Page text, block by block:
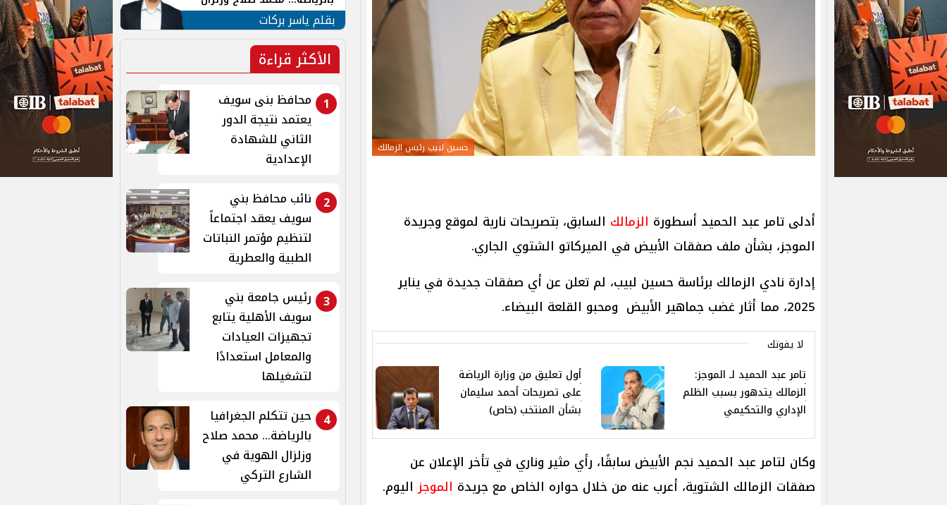
حسين لبيب رئيس الزمالك
أدلى تامر عبد الحميد أسطورة الزمالك السابق، بتصريحات نارية لموقع وجريدة
الموجز، بشأن ملف صفقات الأبيض في الميركاتو الشتوي الجاري.
إدارة نادي الزمالك برئاسة حسين لبيب، لم تعلن عن أي صفقات جديدة في يناير
2025، مما أثار غضب جماهير الأبيض ومحبو القلعة البيضاء.
لا يفوتك
تامر عبد الحميد لـ الموجز:
الزمالك يتدهور بسبب الظلم
الإداري والتحكيمي
أول تعليق من وزارة الرياضة
على تصريحات أحمد سليمان
بشأن المنتخب (خاص)
وكان لتامر عبد الحميد نجم الأبيض سابقًا، رأي مثير وناري في تأخر الإعلان عن
صفقات الزمالك الشتوية، أعرب عنه من خلال حواره الخاص مع جريدة الموجزاليوم.
الهوية في الشارع التركي
بقلم ياسر بركات
الأكثر قراءة
1
محافظ بنى سويف
يعتمد نتيجة الدور
الثاني للشهادة
الإعدادية
2
نائب محافظ بني
سويف يعقد اجتماعاً
لتنظيم مؤتمر النباتات
الطبية والعطرية
3 رئيس جامعة بني
سويف الأهلية يتابع
تجهيزات العيادات
والمعامل استعدادًا
لتشغيلها
4
حين تتكلم الجغرافيا
بالرياضة... محمد صلاح
وزلزال الهوية في
الشارع التركي